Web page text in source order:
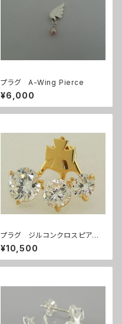
プラグ A-Wing Pierce
¥6,000
プラグ ジルコンクロスピアス /
(GD)
¥10,500